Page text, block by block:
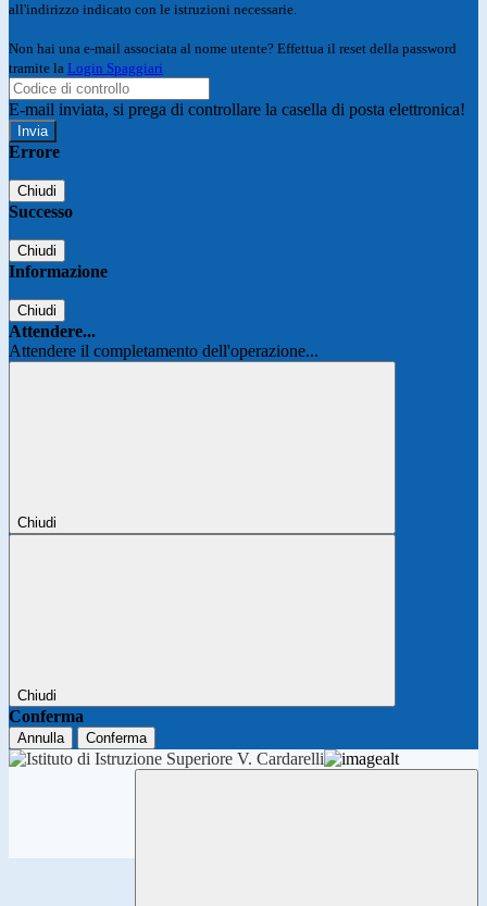
all'indirizzo indicato con le istruzioni necessarie.
Non hai una e-mail associata al nome utente? Effettua il reset della password
tramite la Login Spaggiari
E-mail inviata, si prega di controllare la casella di posta elettronica!
Errore
Chiudi
Successo
Chiudi
Informazione
Chiudi
Attendere...
Attendere il completamento dell'operazione...
Chiudi
Chiudi
Conferma
Annulla Conferma